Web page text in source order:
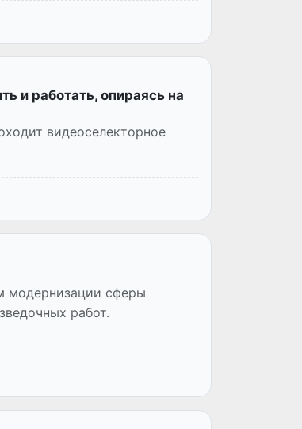
и работать, опираясь на
видеоселекторное
модернизации сферы
работ.